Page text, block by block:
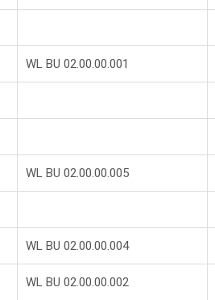
WL BU 02.00.00.001
WL BU 02.00.00.005
WL BU 02.00.00.004
WL BU 02.00.00.002